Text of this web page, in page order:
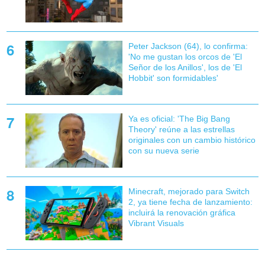
Peter Jackson (64), lo confirma:
'No me gustan los orcos de 'El
Señor de los Anillos', los de 'El
Hobbit' son formidables'
Ya es oficial: 'The Big Bang
Theory' reúne a las estrellas
originales con un cambio histórico
con su nueva serie
Minecraft, mejorado para Switch
2, ya tiene fecha de lanzamiento:
incluirá la renovación gráfica
Vibrant Visuals